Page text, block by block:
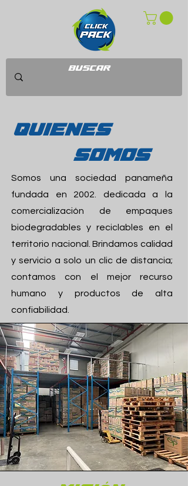
Somos una sociedad panameña
fundada en 2002. dedicada a la
comercialización de empaques
biodegradables y reciclables en el
territorio nacional. Brindamos calidad
y servicio a solo un clic de distancia;
contamos con el mejor recurso
humano y productos de alta
confiabilidad.
QUIENES
SOMOS